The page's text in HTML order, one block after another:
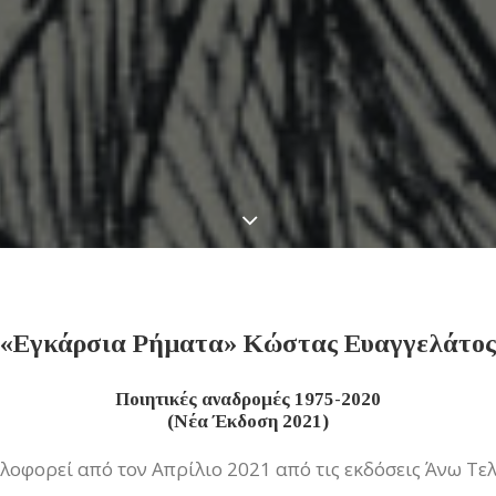
«Εγκάρσια Ρήματα» Κώστας Ευαγγελάτος
Ποιητικές αναδρομές 1975-2020
(Νέα Έκδοση 2021)
από τον Απρίλιο 2021 από τις εκδόσεις Άνω